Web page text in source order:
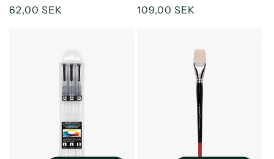
Ordinarie
62,00 SEK
Ordinarie
109,00 SEK